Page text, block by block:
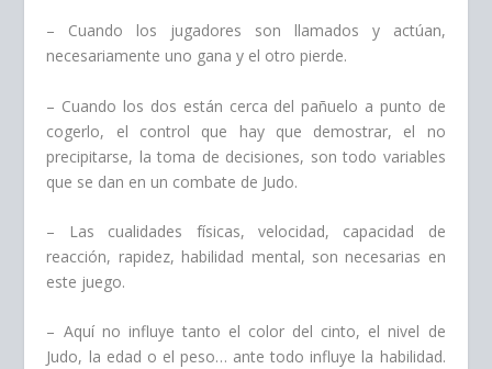
– Cuando los jugadores son llamados y actúan,
necesariamente uno gana y el otro pierde.
– Cuando los dos están cerca del pañuelo a punto de
cogerlo, el control que hay que demostrar, el no
precipitarse, la toma de decisiones, son todo variables
que se dan en un combate de Judo.
– Las cualidades físicas, velocidad, capacidad de
reacción, rapidez, habilidad mental, son necesarias en
este juego.
– Aquí no influye tanto el color del cinto, el nivel de
Judo, la edad o el peso… ante todo influye la habilidad.